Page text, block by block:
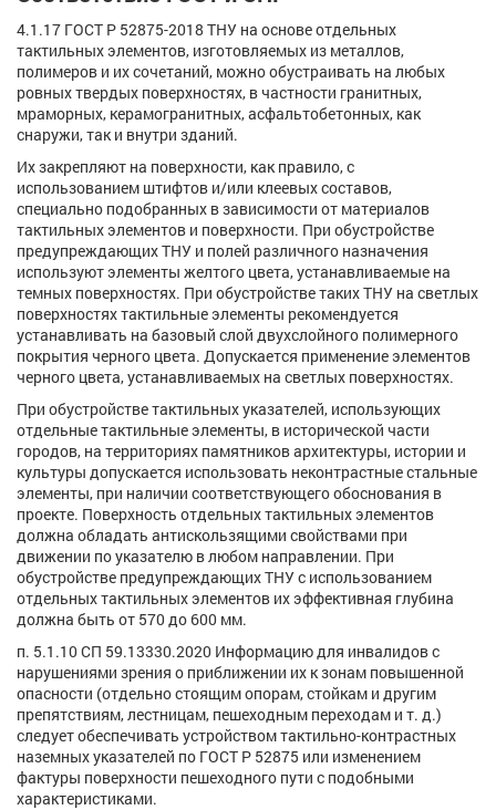
4.1.17 ГОСТ Р 52875-2018 ТНУ на основе отдельных
тактильных элементов, изготовляемых из металлов,
полимеров и их сочетаний, можно обустраивать на любых
ровных твердых поверхностях, в частности гранитных,
мраморных, керамогранитных, асфальтобетонных, как
снаружи, так и внутри зданий.
Их закрепляют на поверхности, как правило, с
использованием штифтов и/или клеевых составов,
специально подобранных в зависимости от материалов
тактильных элементов и поверхности. При обустройстве
предупреждающих ТНУ и полей различного назначения
используют элементы желтого цвета, устанавливаемые на
темных поверхностях. При обустройстве таких ТНУ на светлых
поверхностях тактильные элементы рекомендуется
устанавливать на базовый слой двухслойного полимерного
покрытия черного цвета. Допускается применение элементов
черного цвета, устанавливаемых на светлых поверхностях.
При обустройстве тактильных указателей, использующих
отдельные тактильные элементы, в исторической части
городов, на территориях памятников архитектуры, истории и
культуры допускается использовать неконтрастные стальные
элементы, при наличии соответствующего обоснования в
проекте. Поверхность отдельных тактильных элементов
должна обладать антискользящими свойствами при
движении по указателю в любом направлении. При
обустройстве предупреждающих ТНУ с использованием
отдельных тактильных элементов их эффективная глубина
должна быть от 570 до 600 мм.
п. 5.1.10 СП 59.13330.2020 Информацию для инвалидов с
нарушениями зрения о приближении их к зонам повышенной
опасности (отдельно стоящим опорам, стойкам и другим
препятствиям, лестницам, пешеходным переходам и т. д.)
следует обеспечивать устройством тактильно-контрастных
наземных указателей по ГОСТ Р 52875 или изменением
фактуры поверхности пешеходного пути с подобными
характеристиками.